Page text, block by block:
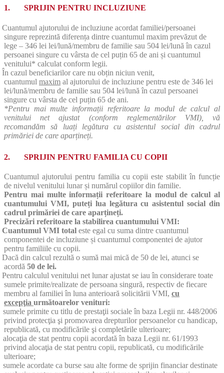
1. SPRIJIN PENTRU INCLUZIUNE
Cuantumul ajutorului de incluziune acordat familiei/persoanei
singure reprezintă diferența dintre cuantumul maxim prevăzut de
lege – 346 lei lei/lună/membru de familie sau 504 lei/lună în cazul
persoanei singure cu vârsta de cel puțin 65 de ani și cuantumul
venitului* calculat conform legii.
În cazul beneficiarilor care nu obțin niciun venit,
cuantumul maxim al ajutorului de incluziune pentru este de 346 lei
lei/lună/membru de familie sau 504 lei/lună în cazul persoanei
singure cu vârsta de cel puțin 65 de ani.
*Pentru mai multe informații referitoare la modul de calcul al
venitului net ajustat (conform reglementărilor VMI), vă
recomandăm să luați legătura cu asistentul social din cadrul
primăriei de care aparțineți.
2. SPRIJIN PENTRU FAMILIA CU COPII
Cuantumul ajutorului pentru familia cu copii este stabilit în funcție
de nivelul venitului lunar și numărul copiilor din familie.
Pentru mai multe informații referitoare la modul de calcul al
cuantumului VMI, puteți lua legătura cu asistentul social din
cadrul primăriei de care aparțineți.
Precizări referitoare la stabilirea cuantumului VMI:
Cuantumul VMI total este egal cu suma dintre cuantumul
componentei de incluziune și cuantumul componentei de ajutor
pentru familiile cu copii.
Dacă din calcul rezultă o sumă mai mică de 50 de lei, atunci se
acordă 50 de lei.
Pentru calculul venitului net lunar ajustat se iau în considerare toate
sumele primite/realizate de persoana singură, respectiv de fiecare
membru al familiei în luna anterioară solicitării VMI, cu
excepţia următoarelor venituri:
sumele primite cu titlu de prestaţii sociale în baza Legii nr. 448/2006
privind protecţia şi promovarea drepturilor persoanelor cu handicap,
republicată, cu modificările şi completările ulterioare;
alocaţia de stat pentru copii acordată în baza Legii nr. 61/1993
privind alocaţia de stat pentru copii, republicată, cu modificările
ulterioare;
sumele acordate ca burse sau alte forme de sprijin financiar destinate